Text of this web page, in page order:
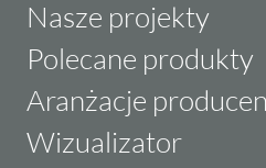
Nasze projekty
Polecane produkty
Aranżacje
Wizualizator